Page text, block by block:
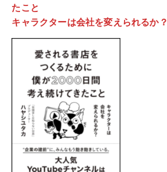
たこと
キャラクターは会社を変えられるか？